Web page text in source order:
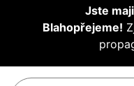
Jste
Blahopřejeme!